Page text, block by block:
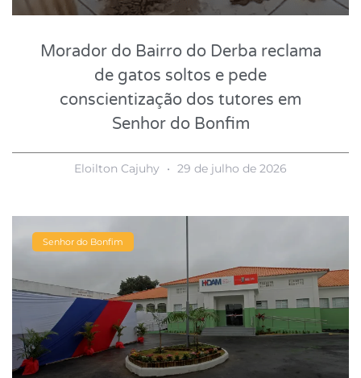
Morador do Bairro do Derba reclama
de gatos soltos e pede
conscientização dos tutores em
Senhor do Bonfim
Eloilton Cajuhy 29 de julho de 2026
Senhor do Bonfim